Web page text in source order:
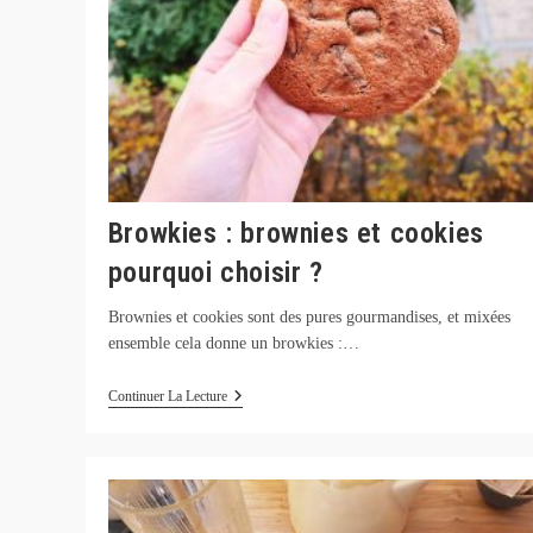
Browkies : brownies et cookies
pourquoi choisir ?
Brownies et cookies sont des pures gourmandises, et mixées
ensemble cela donne un browkies :…
Continuer La LectureBrowkies
Pourquoi
Choisir
?